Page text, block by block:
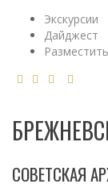
Экскурсии
Дайджест
СОВЕТСКАЯ